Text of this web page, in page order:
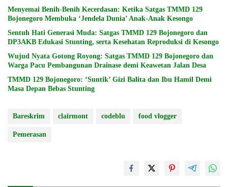
Menyemai Benih-Benih Kecerdasan: Ketika Satgas TMMD 129
Bojonegoro Membuka ‘Jendela Dunia’ Anak-Anak Kesongo
Sentuh Hati Generasi Muda: Satgas TMMD 129 Bojonegoro dan
DP3AKB Edukasi Stunting, serta Kesehatan Reproduksi di Kesongo
Wujud Nyata Gotong Royong: Satgas TMMD 129 Bojonegoro dan
Warga Pacu Pembangunan Drainase demi Keawetan Jalan Desa
TMMD 129 Bojonegoro: ‘Suntik’ Gizi Balita dan Ibu Hamil Demi
Masa Depan Bebas Stunting
Bareskrim clairmont codeblu food vlogger
Pemerasan